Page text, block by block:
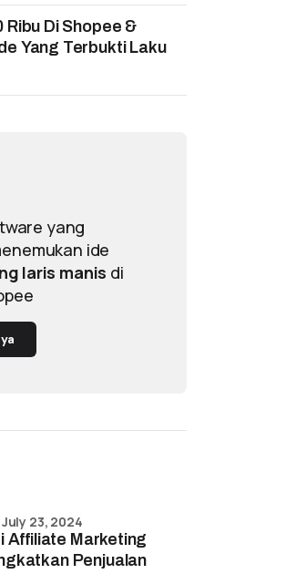
Ribu Di Shopee &
Yang Terbukti Laku
yang
ide
laris manis di
Affiliate Marketing
Penjualan
July 23, 2024